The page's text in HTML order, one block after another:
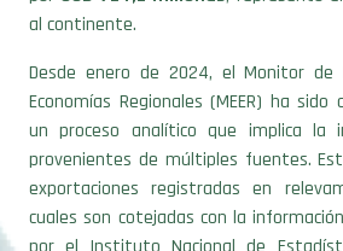
Desde enero de 2024, el Monitor de
Economías Regionales (MEER) ha
un proceso analítico que implica la
provenientes de múltiples fuentes.
exportaciones registradas en
cuales son cotejadas con la
por el Instituto Nacional de
República Argentina (INDEC) en